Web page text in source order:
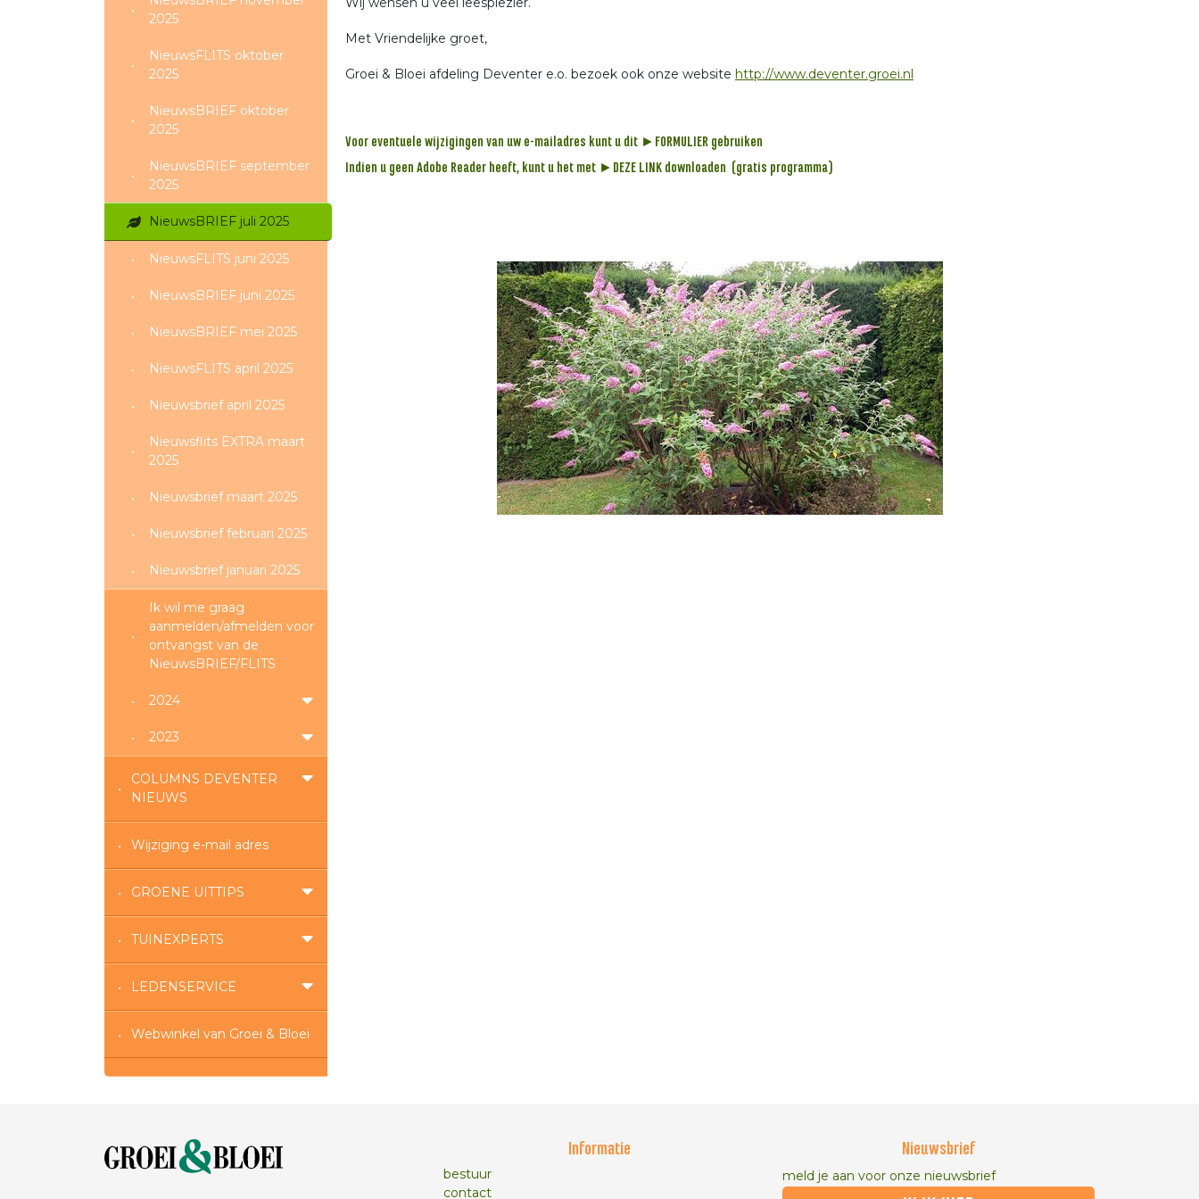
2025
NieuwsFLITS oktober
2025
NieuwsBRIEF oktober
2025
NieuwsBRIEF september
2025
NieuwsBRIEF juli 2025
NieuwsFLITS juni 2025
NieuwsBRIEF juni 2025
NieuwsBRIEF mei 2025
NieuwsFLITS april 2025
Nieuwsbrief april 2025
Nieuwsflits EXTRA maart
2025
Nieuwsbrief maart 2025
Nieuwsbrief februari 2025
Nieuwsbrief januari 2025
Ik wil me graag
aanmelden/afmelden voor
ontvangst van de
NieuwsBRIEF/FLITS
2024
2023
COLUMNS DEVENTER
NIEUWS
Wijziging e-mail adres
GROENE UITTIPS
TUINEXPERTS
LEDENSERVICE
Webwinkel van Groei & Bloei
Met Vriendelijke groet,
Groei & Bloei afdeling Deventer e.o. bezoek ook onze website http://www.deventer.groei.nl
Voor eventuele wijzigingen van uw e-mailadres kunt u dit ►FORMULIER gebruiken
Indien u geen Adobe Reader heeft, kunt u het met ►DEZE LINK downloaden (gratis programma)
Informatie
bestuur
contact
Nieuwsbrief
meld je aan voor onze nieuwsbrief